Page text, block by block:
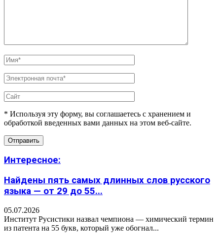
* Используя эту форму, вы соглашаетесь с хранением и
обработкой введенных вами данных на этом веб-сайте.
Интересное:
Найдены пять самых длинных слов русского
языка — от 29 до 55...
05.07.2026
Институт Русистики назвал чемпиона — химический термин
из патента на 55 букв, который уже обогнал...